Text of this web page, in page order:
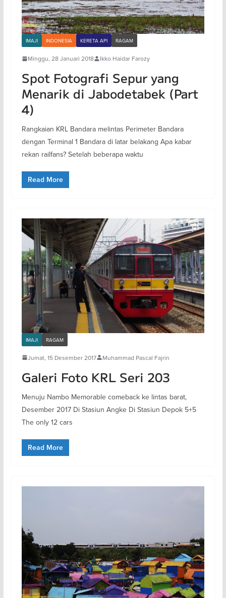
IMAJI INDONESIA KERETA API RAGAM
Minggu, 28 Januari 2018 Ikko Haidar Farozy
Spot Fotografi Sepur yang
Menarik di Jabodetabek (Part
4)
Rangkaian KRL Bandara melintas Perimeter Bandara
dengan Terminal 1 Bandara di latar belakang Apa kabar
rekan railfans? Setelah beberapa waktu
Read More
IMAJI RAGAM
Jumat, 15 Desember 2017 Muhammad Pascal Fajrin
Galeri Foto KRL Seri 203
Menuju Nambo Memorable comeback ke lintas barat,
Desember 2017 Di Stasiun Angke Di Stasiun Depok 5+5
The only 12 cars
Read More